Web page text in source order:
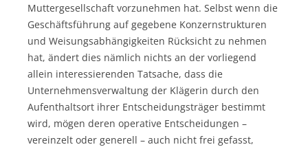
Muttergesellschaft vorzunehmen hat. Selbst wenn die
Geschäftsführung auf gegebene Konzernstrukturen
und Weisungsabhängigkeiten Rücksicht zu nehmen
hat, ändert dies nämlich nichts an der vorliegend
allein interessierenden Tatsache, dass die
Unternehmensverwaltung der Klägerin durch den
Aufenthaltsort ihrer Entscheidungsträger bestimmt
wird, mögen deren operative Entscheidungen –
vereinzelt oder generell – auch nicht frei gefasst,